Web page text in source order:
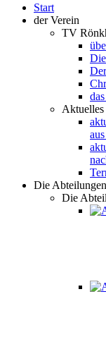
Start
der Verein
TV
Aktuelles
Die Abteilungen
Die